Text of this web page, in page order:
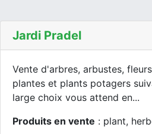
Jardi Pradel
Vente d'arbres, arbustes,
plantes et plants potagers
large choix vous attend en...
Produits en vente : plant,